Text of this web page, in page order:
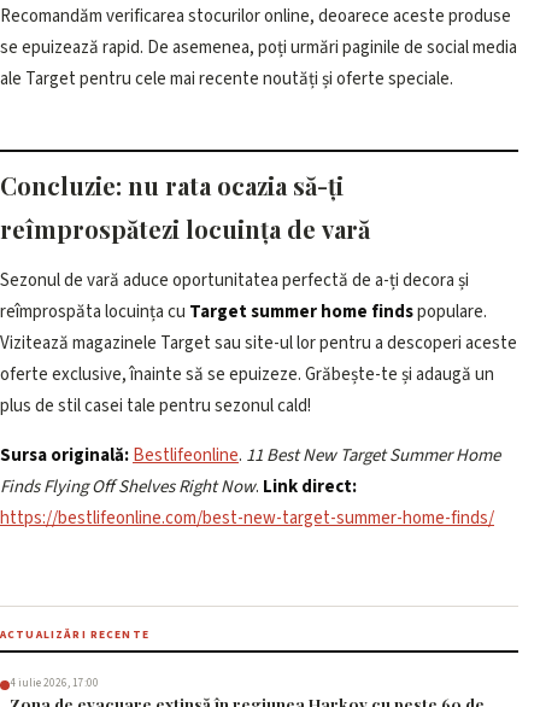
Recomandăm verificarea stocurilor online, deoarece aceste produse
se epuizează rapid. De asemenea, poți urmări paginile de social media
ale Target pentru cele mai recente noutăți și oferte speciale.
Concluzie: nu rata ocazia să-ți
reîmprospătezi locuința de vară
Sezonul de vară aduce oportunitatea perfectă de a-ți decora și
reîmprospăta locuința cu Target summer home findspopulare.
Vizitează magazinele Target sau site-ul lor pentru a descoperi aceste
oferte exclusive, înainte să se epuizeze. Grăbește-te și adaugă un
plus de stil casei tale pentru sezonul cald!
Sursa originală:Bestlifeonline. 11 Best New Target Summer Home
Finds Flying Off Shelves Right Now. Link direct:
https://bestlifeonline.com/best-new-target-summer-home-finds/
ACTUALIZĂRI RECENTE
4 iulie 2026, 17:00